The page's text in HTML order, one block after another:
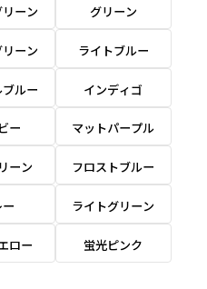
ーン グリーン
ーン ライトブルー
ルー インディゴ
ー マットパープル
ーン フロストブルー
ライトグリーン
ロー 蛍光ピンク
円 ］
、文字をご指定くだ
確認）［ +1,598円
りします。ご確認のお
開始いたします。
円］
、デザイン画のファ
らせください。
確認）［ +1,798
します。ご確認のお
開始いたします。
(45x150)
ですが最近、注文が増
す。 お店の外観の邪魔
沢山飾れます。
(150x45)
ですが最近、注文が増
す。 お店の外観の邪魔
沢山飾れます。
要望をお書きください
Aバナー用チチ
（上2下2）